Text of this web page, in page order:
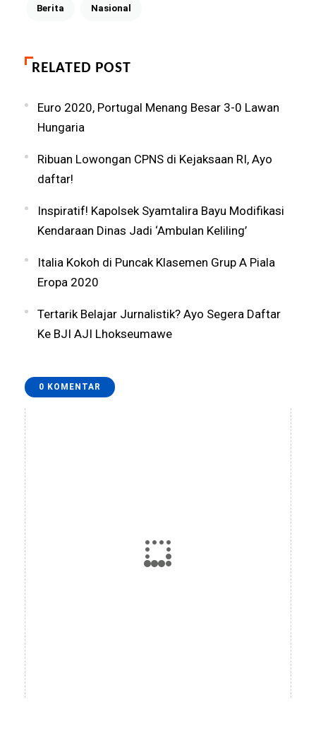
Berita Nasional
RELATED POST
Euro 2020, Portugal Menang Besar 3-0 Lawan
Hungaria
Ribuan Lowongan CPNS di Kejaksaan RI, Ayo
daftar!
Inspiratif! Kapolsek Syamtalira Bayu Modifikasi
Kendaraan Dinas Jadi ‘Ambulan Keliling’
Italia Kokoh di Puncak Klasemen Grup A Piala
Eropa 2020
Tertarik Belajar Jurnalistik? Ayo Segera Daftar
Ke BJI AJI Lhokseumawe
0 KOMENTAR